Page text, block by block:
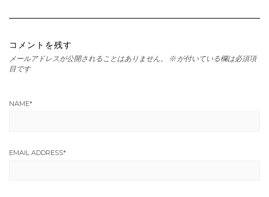
コメントを残す
メールアドレスが公開されることはありません。 ※ が付いている欄は必須項
目です
NAME*
EMAIL ADDRESS*